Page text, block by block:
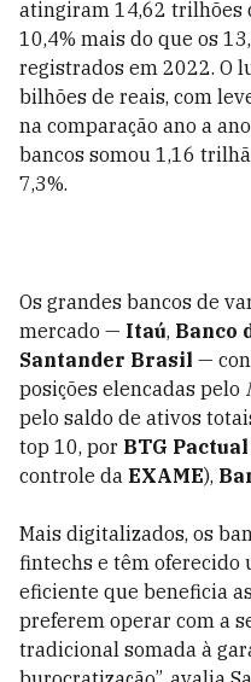
atingiram 14,62 trilhões
10,4% mais do que os
registrados em 2022. O
bilhões de reais, com
na comparação ano a
bancos somou 1,16
7,3%.
Os grandes bancos de
mercado — Itaú, Banco
Santander Brasil —
posições elencadas pelo
pelo saldo de ativos
top 10, por BTG Pactual
controle da EXAME),
Mais digitalizados, os
fintechs e têm
eficiente que beneficia
preferem operar com a
tradicional somada à